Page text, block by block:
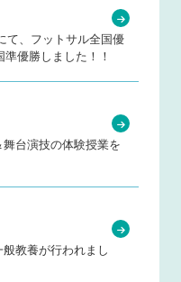
て、フットサル全国優
優勝しました！！
台演技の体験授業を
教養が行われまし